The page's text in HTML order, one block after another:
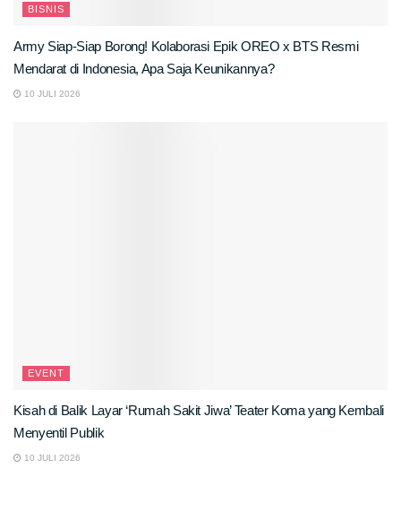
BISNIS
Army Siap-Siap Borong! Kolaborasi Epik OREO x BTS Resmi
Mendarat di Indonesia, Apa Saja Keunikannya?
10 JULI 2026
EVENT
Kisah di Balik Layar ‘Rumah Sakit Jiwa’ Teater Koma yang Kembali
Menyentil Publik
10 JULI 2026